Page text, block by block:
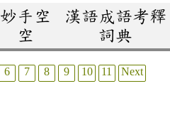
妙手空
空
漢語成語考釋
詞典
6 7 8 9 10 11
Next